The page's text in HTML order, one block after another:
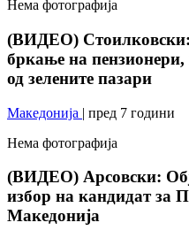
Нема фотографија
(ВИДЕО) Стоилковски:
бркање на
од зелените пазари
Македонија | пред 7 години
Нема фотографија
(ВИДЕО) Арсовски:
избор на кандидат за
Македонија